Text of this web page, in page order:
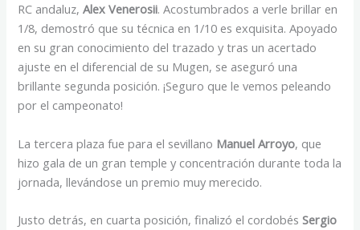
RC andaluz,Alex Venerosii. Acostumbrados a verle brillar en
1/8, demostró que su técnica en 1/10 es exquisita. Apoyado
en su gran conocimiento del trazado y tras un acertado
ajuste en el diferencial de su Mugen, se aseguró una
brillante segunda posición. ¡Seguro que le vemos peleando
por el campeonato!
La tercera plaza fue para el sevillano Manuel Arroyo, que
hizo gala de un gran temple y concentración durante toda la
jornada, llevándose un premio muy merecido.
Justo detrás, en cuarta posición, finalizó el cordobésSergio